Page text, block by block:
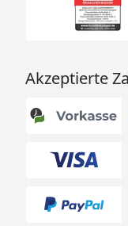
Akzeptierte